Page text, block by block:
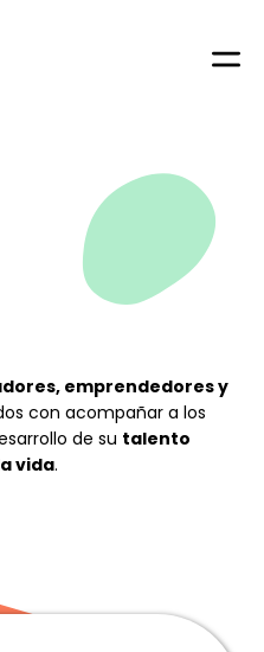
emprendedores y
con acompañar a los
de su talento
vida.